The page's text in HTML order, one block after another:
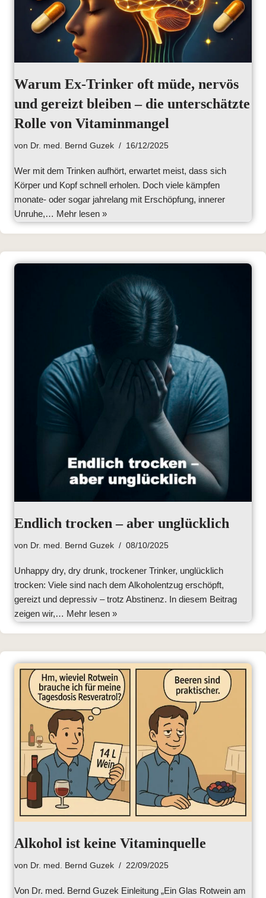
Warum Ex-Trinker oft müde, nervös
und gereizt bleiben – die unterschätzte
Rolle von Vitaminmangel
von Dr. med. Bernd Guzek 16/12/2025
Wer mit dem Trinken aufhört, erwartet meist, dass sich
Körper und Kopf schnell erholen. Doch viele kämpfen
monate- oder sogar jahrelang mit Erschöpfung, innerer
Unruhe,… Mehr lesen »
Endlich trocken – aber unglücklich
von Dr. med. Bernd Guzek 08/10/2025
Unhappy dry, dry drunk, trockener Trinker, unglücklich
trocken: Viele sind nach dem Alkoholentzug erschöpft,
gereizt und depressiv – trotz Abstinenz. In diesem Beitrag
zeigen wir,… Mehr lesen »
Alkohol ist keine Vitaminquelle
von Dr. med. Bernd Guzek 22/09/2025
Von Dr. med. Bernd Guzek Einleitung „Ein Glas Rotwein am